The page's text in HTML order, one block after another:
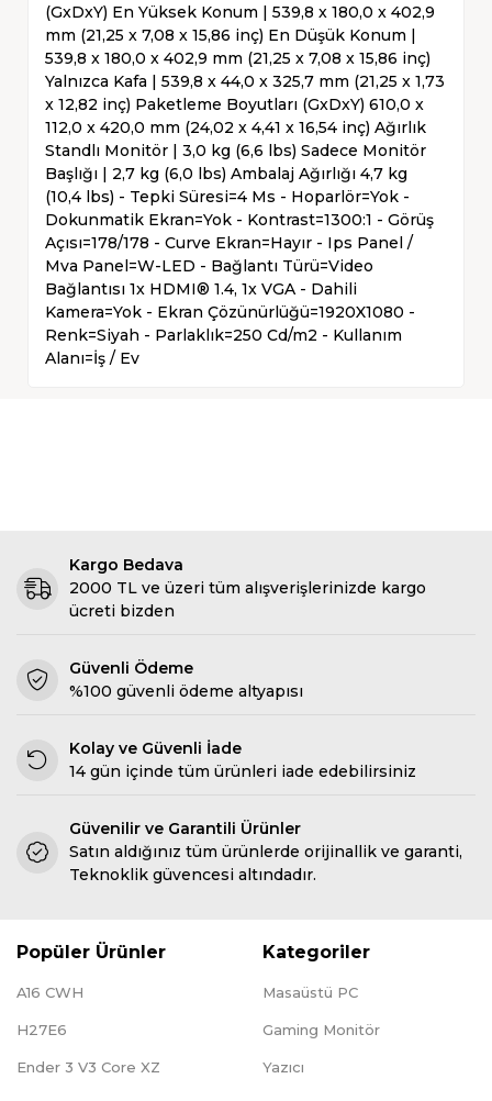
(GxDxY) En Yüksek Konum | 539,8 x 180,0 x 402,9
mm (21,25 x 7,08 x 15,86 inç) En Düşük Konum |
539,8 x 180,0 x 402,9 mm (21,25 x 7,08 x 15,86 inç)
Yalnızca Kafa | 539,8 x 44,0 x 325,7 mm (21,25 x 1,73
x 12,82 inç) Paketleme Boyutları (GxDxY) 610,0 x
112,0 x 420,0 mm (24,02 x 4,41 x 16,54 inç) Ağırlık
Standlı Monitör | 3,0 kg (6,6 lbs) Sadece Monitör
Başlığı | 2,7 kg (6,0 lbs) Ambalaj Ağırlığı 4,7 kg
(10,4 lbs) - Tepki Süresi=4 Ms - Hoparlör=Yok -
Dokunmatik Ekran=Yok - Kontrast=1300:1 - Görüş
Açısı=178/178 - Curve Ekran=Hayır - Ips Panel /
Mva Panel=W-LED - Bağlantı Türü=Video
Bağlantısı 1x HDMI® 1.4, 1x VGA - Dahili
Kamera=Yok - Ekran Çözünürlüğü=1920X1080 -
Renk=Siyah - Parlaklık=250 Cd/m2 - Kullanım
Alanı=İş / Ev
Kargo Bedava
2000 TL ve üzeri tüm alışverişlerinizde kargo
ücreti bizden
Güvenli Ödeme
%100 güvenli ödeme altyapısı
Kolay ve Güvenli İade
14 gün içinde tüm ürünleri iade edebilirsiniz
Güvenilir ve Garantili Ürünler
Satın aldığınız tüm ürünlerde orijinallik ve garanti,
Teknoklik güvencesi altındadır.
Popüler Ürünler
A16 CWH
H27E6
Ender 3 V3 Core XZ
Kategoriler
Masaüstü PC
Gaming Monitör
Yazıcı